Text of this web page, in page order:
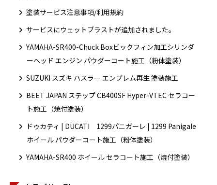
塗装サービス注意事項/利用規約
サービスにウェットブラストが追加されました。
YAMAHA-SR400-Chuck Boxビックフィン加工シリンダ
ーヘッド エンジン パウダーコート施工（粉体塗装）
SUZUKI スズキ ハスラー エンブレム再生 塗装施工
BEET JAPAN ステップ CB400SF Hyper-VTEC セラコー
ト施工（焼付塗装）
ドゥカティ | DUCATI 1299パニガーレ | 1299 Panigale
ホイール パウダーコート施工（粉体塗装）
YAMAHA-SR400 ホイール セラコート施工（焼付塗装）